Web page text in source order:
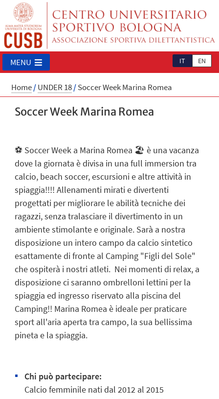
IT EN
MENU
Home/UNDER 18/Soccer Week Marina Romea
Soccer Week Marina Romea
⚽ Soccer Week a Marina Romea 🏖 è una vacanza
dove la giornata è divisa in una full immersion tra
calcio, beach soccer, escursioni e altre attività in
spiaggia!!!! Allenamenti mirati e divertenti
progettati per migliorare le abilità tecniche dei
ragazzi, senza tralasciare il divertimento in un
ambiente stimolante e originale. Sarà a nostra
disposizione un intero campo da calcio sintetico
esattamente di fronte al Camping "Figli del Sole"
che ospiterà i nostri atleti. Nei momenti di relax, a
disposizione ci saranno ombrelloni lettini per la
spiaggia ed ingresso riservato alla piscina del
Camping!! Marina Romea è ideale per praticare
sport all'aria aperta tra campo, la sua bellissima
pineta e la spiaggia.
Chi può partecipare:
Calcio femminile nati dal 2012 al 2015